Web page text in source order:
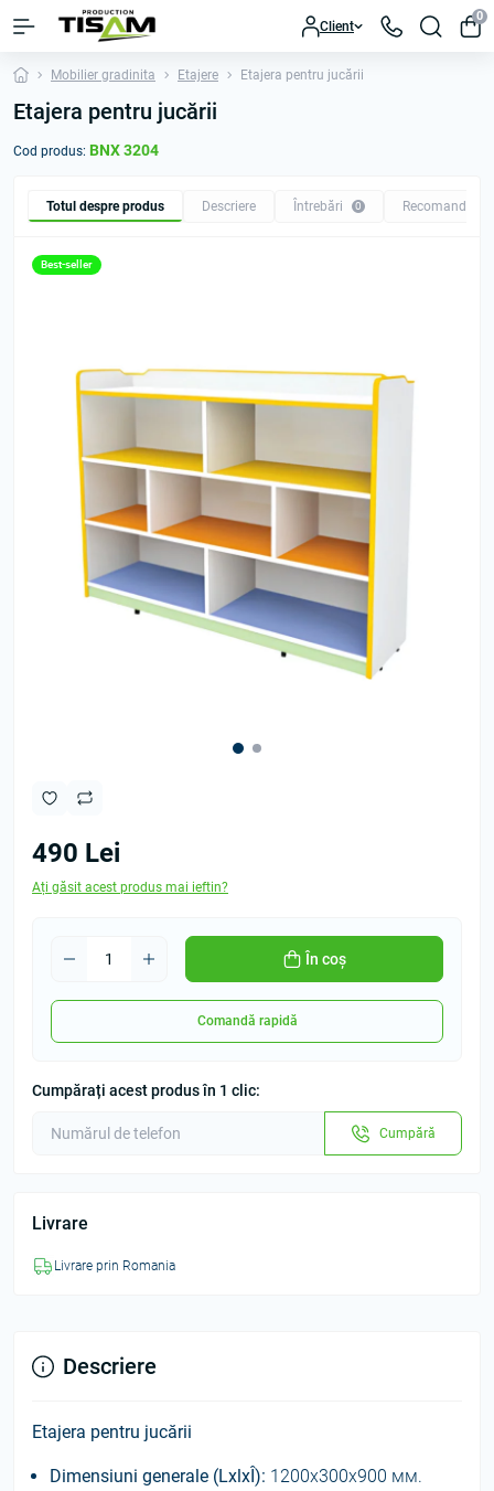
Client
0
Mobilier gradinita Etajere Etajera pentru jucării
Etajera pentru jucării
Cod produs: BNX 3204
Totul despre produs Descriere Întrebări 0 Recomandăm
Best-seller
490 Lei
Ați găsit acest produs mai ieftin?
În coș
Comandă rapidă
Cumpărați acest produs în 1 clic:
Cumpără
Livrare
Livrare prin Romania
Descriere
Etajera pentru jucării
Dimensiuni generale (LxlxÎ): 1200х300х900 мм.